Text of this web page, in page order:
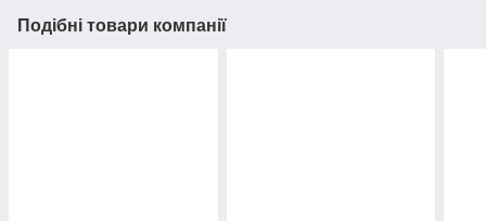
Подібні товари компанії